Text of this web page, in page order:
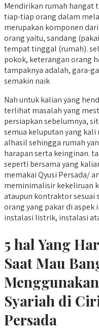
Mendirikan rumah hangat
tiap-tiap orang dalam
merupakan komponen
orang yaitu, sandang
tempat tinggal (rumah).
pokok, keterangan orang
tampaknya adalah, gara-
semakin naik
Nah untuk kalian yang
terlihat masalah yang
persiapkan sebelumnya,
semua keluputan yang
alhasil sehingga rumah
harapan serta keinginan.
seperti bersama yang
memakai Qyusi Persada/
meminimalisir kekeliruan
ataupun kontraktor sesuai
orang yang pakar di
instalasi listrik, instalasi
5 hal Yang
Saat Mau
Syariah di
Persada